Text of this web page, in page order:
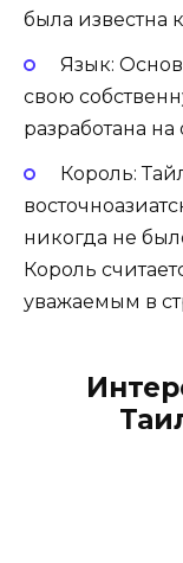
была известна
Язык:
свою
разработана
Король:
никогда не
Король
уважаемым в